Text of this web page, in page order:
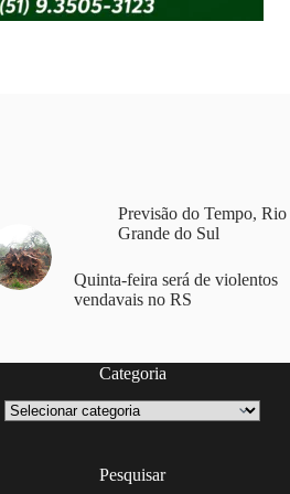
Previsão do Tempo, Rio
Grande do Sul
Quinta-feira será de violentos
vendavais no RS
Categoria
Categoria
Pesquisar